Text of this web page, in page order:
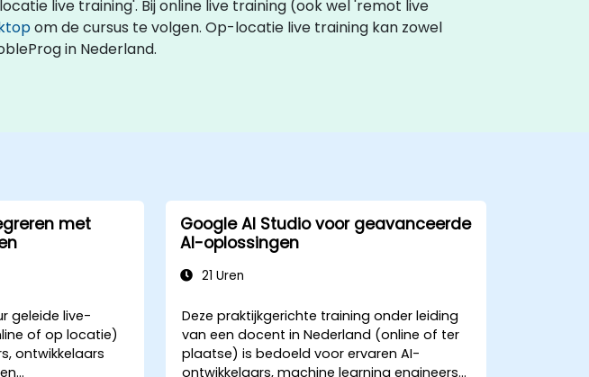
live training'. Bij online live training (ook wel 'remot live
om de cursus te volgen. Op-locatie live training kan zowel
in Nederland.
met
geleide live-
of op locatie)
ontwikkelaars
Google AI Studio voor geavanceerde
AI-oplossingen
21 Uren
Deze praktijkgerichte training onder leiding
van een docent in Nederland (online of ter
plaatse) is bedoeld voor ervaren AI-
ontwikkelaars, machine learning engineers